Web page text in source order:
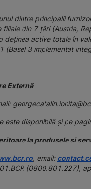
dintre principalii
din 7 țări (Austria,
deținea active totale în
(Basel 3 implementat
Externă
este disponibilă şi pe
la produsele si
, email:
(0800.801.227),